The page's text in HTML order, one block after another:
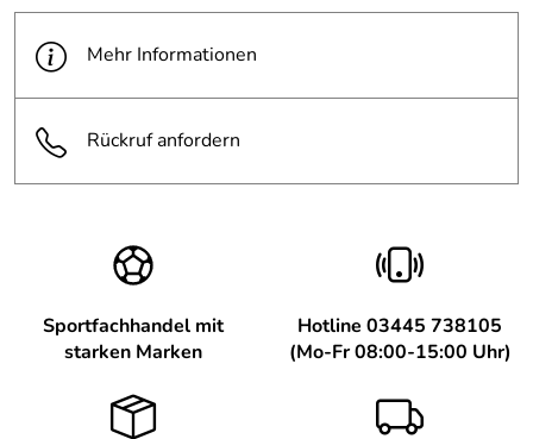
Mehr Informationen
Rückruf anfordern
Sportfachhandel mit
starken Marken
Hotline 03445 738105
(Mo-Fr 08:00-15:00 Uhr)